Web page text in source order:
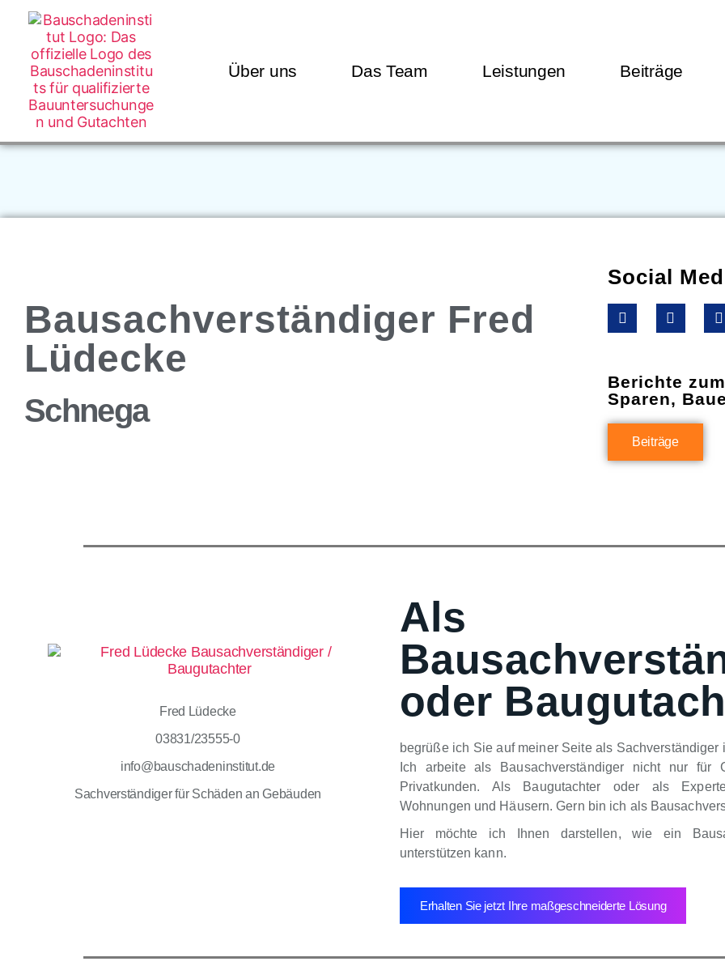
Über uns Das Team Leistungen Beiträge
Bausachverständiger Fred
Lüdecke
Schnega
Social
Berichte
Sparen,
Beiträge
Fred Lüdecke
03831/23555-0
info@bauschadeninstitut.de
Sachverständiger für Schäden an Gebäuden
Als
oder
begrüße ich Sie auf meiner Seite als
Ich arbeite als Bausachverständiger nicht nur für
Privatkunden. Als Baugutachter oder als
Wohnungen und Häusern. Gern bin ich als
Hier möchte ich Ihnen darstellen, wie ein
unterstützen kann.
Erhalten Sie jetzt Ihre maßgeschneiderte Lösung